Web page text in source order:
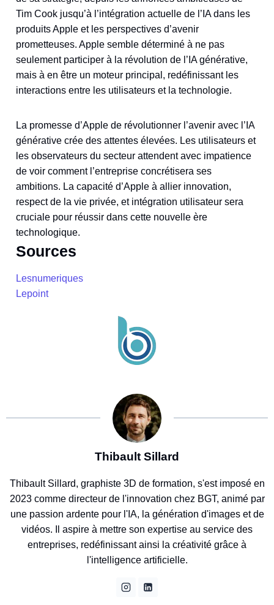
Tim Cook jusqu’à l’intégration actuelle de l’IA dans les
produits Apple et les perspectives d’avenir
prometteuses. Apple semble déterminé à ne pas
seulement participer à la révolution de l’IA générative,
mais à en être un moteur principal, redéfinissant les
interactions entre les utilisateurs et la technologie.
La promesse d’Apple de révolutionner l’avenir avec l’IA
générative crée des attentes élevées. Les utilisateurs et
les observateurs du secteur attendent avec impatience
de voir comment l’entreprise concrétisera ses
ambitions. La capacité d’Apple à allier innovation,
respect de la vie privée, et intégration utilisateur sera
cruciale pour réussir dans cette nouvelle ère
technologique.
Sources
Lesnumeriques
Lepoint
Thibault Sillard
Thibault Sillard, graphiste 3D de formation, s'est imposé en
2023 comme directeur de l'innovation chez BGT, animé par
une passion ardente pour l'IA, la génération d'images et de
vidéos. Il aspire à mettre son expertise au service des
entreprises, redéfinissant ainsi la créativité grâce à
l'intelligence artificielle.